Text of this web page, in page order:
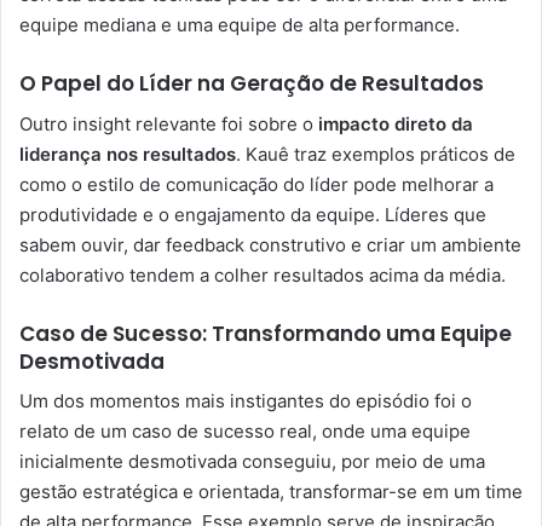
equipe mediana e uma equipe de alta performance.
O Papel do Líder na Geração de Resultados
Outro insight relevante foi sobre o impacto direto da
liderança nos resultados. Kauê traz exemplos práticos de
como o estilo de comunicação do líder pode melhorar a
produtividade e o engajamento da equipe. Líderes que
sabem ouvir, dar feedback construtivo e criar um ambiente
colaborativo tendem a colher resultados acima da média.
Caso de Sucesso: Transformando uma Equipe
Desmotivada
Um dos momentos mais instigantes do episódio foi o
relato de um caso de sucesso real, onde uma equipe
inicialmente desmotivada conseguiu, por meio de uma
gestão estratégica e orientada, transformar-se em um time